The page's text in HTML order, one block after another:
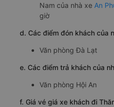
Nam của nhà xe An
giờ
d. Các điểm đón khách của
Văn phòng Đà Lạt
e. Các điểm trả khách của
Văn phòng Hội An
f. Giá vé giá xe khách đi